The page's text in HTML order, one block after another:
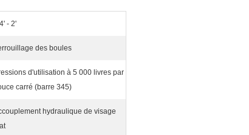
- 2'
des boules
d'utilisation à 5 000 livres par
carré (barre 345)
hydraulique de visage